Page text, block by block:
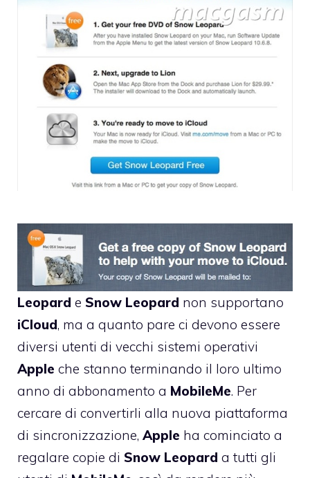
Leopard e Snow Leopard non supportano
iCloud, ma a quanto pare ci devono essere
diversi utenti di vecchi sistemi operativi
Apple che stanno terminando il loro ultimo
anno di abbonamento a MobileMe. Per
cercare di convertirli alla nuova piattaforma
di sincronizzazione, Apple ha cominciato a
regalare copie di Snow Leopard a tutti gli